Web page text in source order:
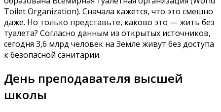
Toilet Organization). Сначала кажется, что это смешно
даже. Но только представьте, каково это — жить без
туалета? Согласно данным из открытых источников,
сегодня 3,6 млрд человек на Земле живут без доступа
к безопасной санитарии.
День преподавателя высшей
школы